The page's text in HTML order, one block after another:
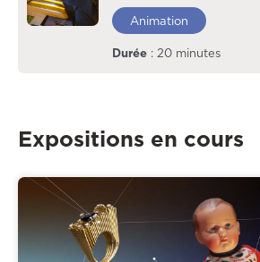
Animation
Durée : 20 minutes
Expositions en cours